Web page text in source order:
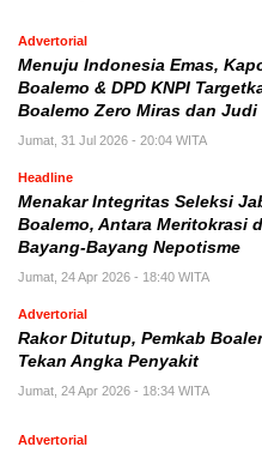
Advertorial
Menuju Indonesia Emas,
Boalemo & DPD KNPI
Boalemo Zero Miras dan Judi
Jumat, 31 Jul 2026 - 20:04 WITA
Headline
Menakar Integritas Seleksi
Boalemo, Antara Meritokrasi
Bayang-Bayang Nepotisme
Jumat, 24 Apr 2026 - 18:40 WITA
Advertorial
Rakor Ditutup, Pemkab
Tekan Angka Penyakit
Jumat, 24 Apr 2026 - 18:34 WITA
Advertorial